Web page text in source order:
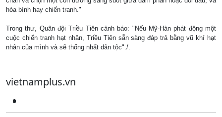
hòa bình hay chiến tranh."
Trong thư, Quân đội Triều Tiên cảnh báo: "Nếu Mỹ-Hàn phát động một
cuộc chiến tranh hạt nhân, Triều Tiên sẵn sàng đáp trả bằng vũ khí hạt
nhân của mình và sẽ thống nhất dân tộc"./.
vietnamplus.vn